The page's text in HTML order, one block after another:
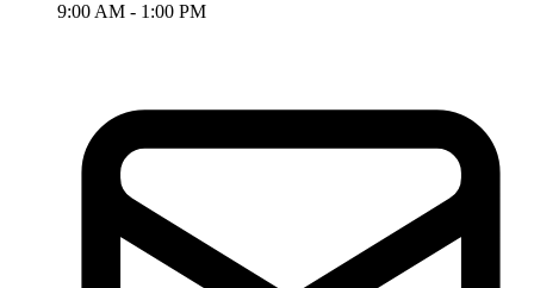
9:00 AM - 1:00 PM